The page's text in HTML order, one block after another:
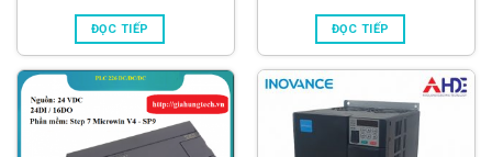
ĐỌC TIẾP ĐỌC TIẾP